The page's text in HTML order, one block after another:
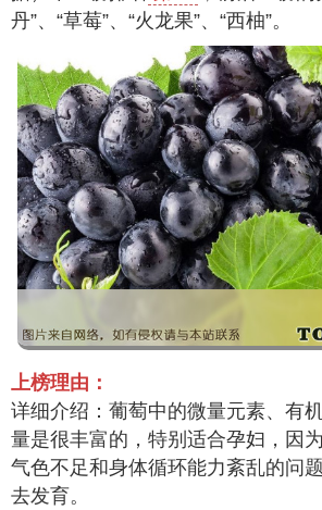
丹”、“草莓”、“火龙果”、“西柚”。
上榜理由：
详细介绍：葡萄中的微量元素、有
量是很丰富的，特别适合孕妇，因
气色不足和身体循环能力紊乱的问
去发育。